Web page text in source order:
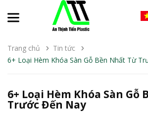
Trang chủ
Tin tức
6+ Loại Hèm Khóa Sàn Gỗ Bền Nhất Từ
6+ Loại Hèm Khóa Sàn Gỗ
Trước Đến Nay